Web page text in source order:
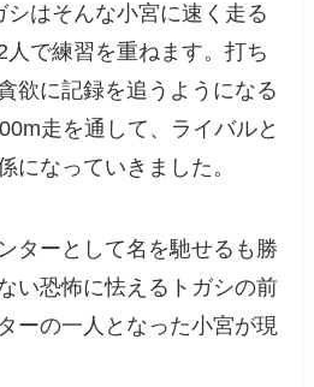
はそんな小宮に速く走る
で練習を重ねます。打ち
欲に記録を追うようになる
走を通して、ライバルと
になっていきました。
ターとして名を馳せるも勝
い恐怖に怯えるトガシの前
ーの一人となった小宮が現